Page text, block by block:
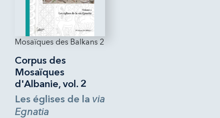
Mosaïques des Balkans 2
Corpus des
Mosaïques
d'Albanie, vol. 2
Les églises de la via
Egnatia